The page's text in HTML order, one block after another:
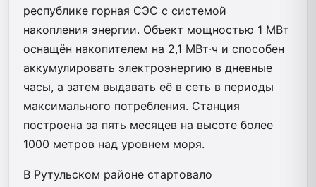
республике горная СЭС с системой
накопления энергии. Объект мощностью 1 МВт
оснащён накопителем на 2,1 МВт·ч и способен
аккумулировать электроэнергию в дневные
часы, а затем выдавать её в сеть в периоды
максимального потребления. Станция
построена за пять месяцев на высоте более
1000 метров над уровнем моря.
В Рутульском районе стартовало